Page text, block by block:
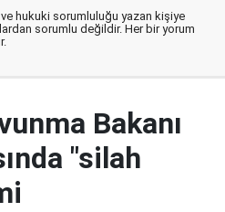
ve hukuki sorumluluğu yazan kişiye
sorumlu değildir. Her bir yorum
Bakanı
"silah